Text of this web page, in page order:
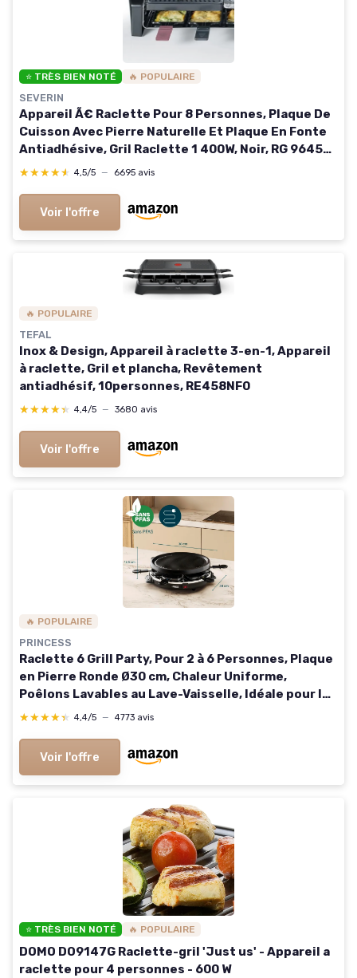
⭐ TRÈS BIEN NOTÉ 🔥 POPULAIRE
SEVERIN
Appareil Ã€ Raclette Pour 8 Personnes, Plaque De
Cuisson Avec Pierre Naturelle Et Plaque En Fonte
Antiadhésive, Gril Raclette 1 400W, Noir, RG 9645
41 x 21 cm
★★★★★
★★★★★ 4,5/5 — 6695 avis
Voir l'offre
🔥 POPULAIRE
TEFAL
Inox & Design, Appareil à raclette 3-en-1, Appareil
à raclette, Gril et plancha, Revêtement
antiadhésif, 10personnes, RE458NF0
★★★★★
★★★★★ 4,4/5 — 3680 avis
Voir l'offre
🔥 POPULAIRE
PRINCESS
Raclette 6 Grill Party, Pour 2 à 6 Personnes, Plaque
en Pierre Ronde Ø30 cm, Chaleur Uniforme,
Poêlons Lavables au Lave-Vaisselle, Idéale pour le
Camping et la Maison, 01.162725.01.001 6
★★★★★
★★★★★ 4,4/5 — 4773 avis
Voir l'offre
⭐ TRÈS BIEN NOTÉ 🔥 POPULAIRE
DOMO DO9147G Raclette-gril 'Just us' - Appareil a
raclette pour 4 personnes - 600 W